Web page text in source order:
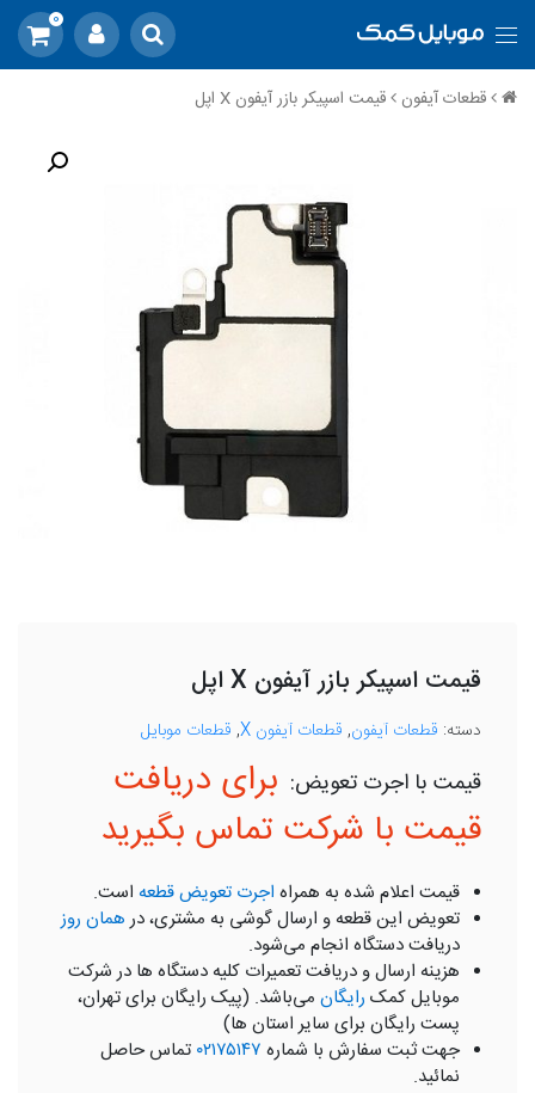
0
قطعات آیفون قیمت اسپیکر بازر آیفون X اپل
قیمت اسپیکر بازر آیفون X اپل
دسته: قطعات آیفون, قطعات آیفون X , قطعات موبایل
برای دریافت
قیمت با شرکت تماس بگیرید
قیمت اعلام شده به همراه اجرت تعویض قطعه است.
تعویض این قطعه و ارسال گوشی به مشتری، درهمان روز
دریافت دستگاه انجام می‌شود.
هزینه ارسال و دریافت تعمیرات کلیه دستگاه ها در شرکت
موبایل کمک رایگان می‌باشد. (پیک رایگان برای تهران،
پست رایگان برای سایر استان ها)
جهت ثبت سفارش با شماره ۰۲۱۷۵۱۴۷ تماس حاصل
نمائید.